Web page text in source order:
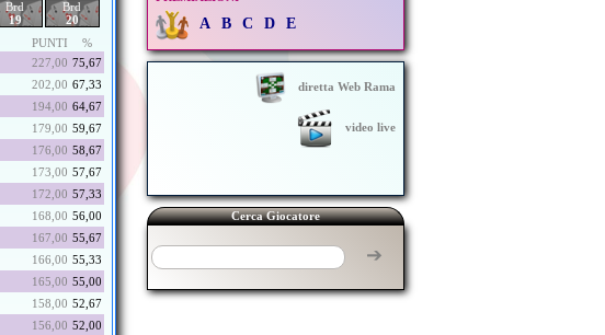
Brd
19
Brd
20
PUNTI
%
227,00 75,67
202,00 67,33
194,00 64,67
179,00 59,67
176,00 58,67
173,00 57,67
172,00 57,33
168,00 56,00
167,00 55,67
166,00 55,33
165,00 55,00
158,00 52,67
156,00 52,00
A B C D E
diretta Web Rama
video live
Cerca Giocatore
➔